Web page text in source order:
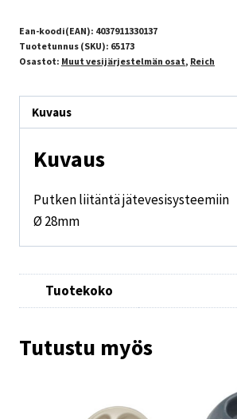
Ean-koodi(EAN): 4037911330137
Tuotetunnus (SKU): 65173
Osastot: Muut vesijärjestelmän osat, Reich
Kuvaus
Kuvaus
Putken liitäntä jätevesisysteemiin
Ø 28mm
Tuotekoko
Tutustu myös